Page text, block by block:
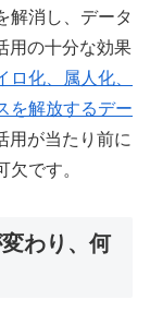
解消し、データ
用の十分な効果
ロ化、属人化、
を解放するデー
用が当たり前に
です。
わり、何